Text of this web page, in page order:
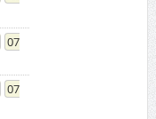
07
07